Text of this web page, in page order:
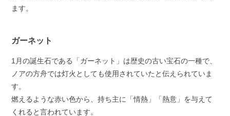
ます。
ガーネット
1月の誕生石である「ガーネット」は歴史の古い宝石の一種で、
ノアの方舟では灯火としても使用されていたと伝えられていま
す。
燃えるような赤い色から、持ち主に「情熱」「熱意」を与えて
くれると言われています。